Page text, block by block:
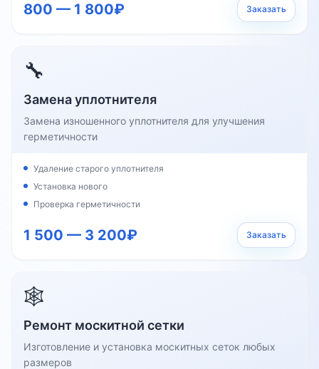
800 — 1 800₽ Заказать
🔧
Замена уплотнителя
Замена изношенного уплотнителя для улучшения
герметичности
Удаление старого уплотнителя
Установка нового
Проверка герметичности
1 500 — 3 200₽ Заказать
🕸️
Ремонт москитной сетки
Изготовление и установка москитных сеток любых
размеров